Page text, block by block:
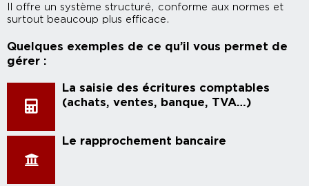
Il offre un système structuré, conforme aux normes et
surtout beaucoup plus efficace.
Quelques exemples de ce qu’il vous permet de
gérer :
La saisie des écritures comptables
(achats, ventes, banque, TVA…)
Le rapprochement bancaire